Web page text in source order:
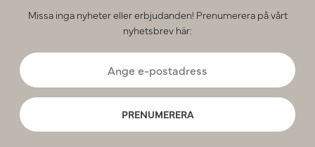
Missa inga nyheter eller erbjudanden! Prenumerera på vårt
nyhetsbrev här:
PRENUMERERA